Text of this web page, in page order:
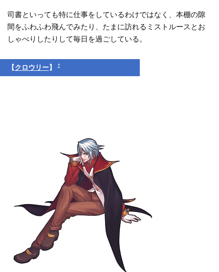
司書といっても特に仕事をしているわけではなく、本棚の隙
間をふわふわ飛んでみたり、たまに訪れるミストルースとお
しゃべりしたりして毎日を過ごしている。
【クロウリー】†